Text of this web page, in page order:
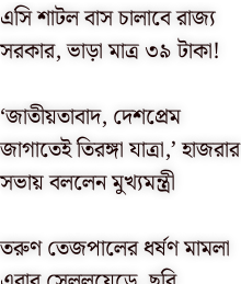
এসি শাটল বাস চালাবে রাজ্য
সরকার, ভাড়া মাত্র ৩৯ টাকা!
‘জাতীয়তাবাদ, দেশপ্রেম
জাগাতেই তিরঙ্গা যাত্রা,’ হাজরার
সভায় বললেন মুখ্যমন্ত্রী
তরুণ তেজপালের ধর্ষণ মামলা